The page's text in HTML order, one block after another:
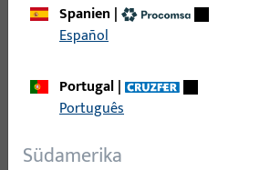
Basisfarbe
Einsatzsystem
Filter fürAbstandshalter
Spanien |
Español
Portugal|
Português
Südamerika